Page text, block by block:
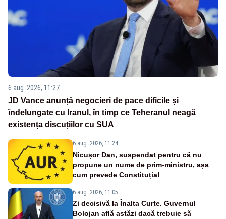
6 aug. 2026, 11:27
JD Vance anunță negocieri de pace dificile și
îndelungate cu Iranul, în timp ce Teheranul neagă
existența discuțiilor cu SUA
6 aug. 2026, 11:24
Nicușor Dan, suspendat pentru că nu
propune un nume de prim-ministru, așa
cum prevede Constituția!
6 aug. 2026, 11:05
Zi decisivă la Înalta Curte. Guvernul
Bolojan află astăzi dacă trebuie să